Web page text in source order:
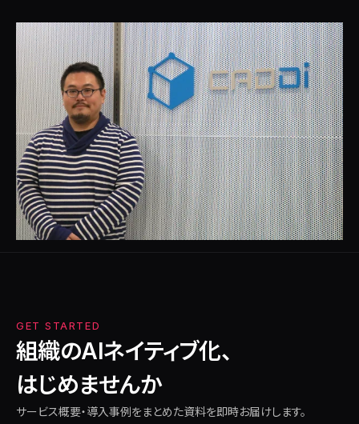
GET STARTED
組織のAIネイティブ化、
はじめませんか
サービス概要・導入事例をまとめた資料を即時お届けします。